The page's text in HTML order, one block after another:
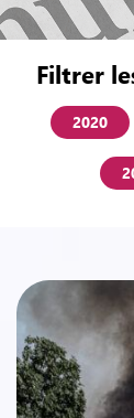
Filtrer
2020